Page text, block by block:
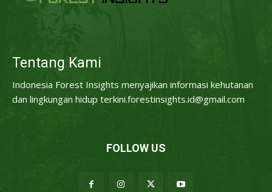
Tentang Kami
Indonesia Forest Insights menyajikan informasi kehutanan
dan lingkungan hidup terkini.forestinsights.id@gmail.com
FOLLOW US